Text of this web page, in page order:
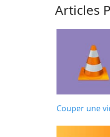
Articles
Couper une